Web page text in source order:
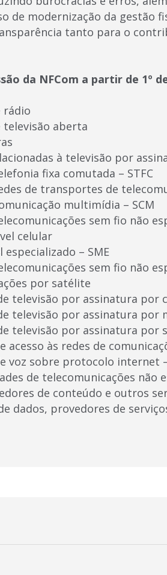
de modernização da gestão
tanto para o
da NFCom a partir de 1º
rádio
televisão aberta
à televisão por
fixa comutada – STFC
de transportes de
multimídia – SCM
sem fio não
celular
especializado – SME
sem fio não
por satélite
televisão por assinatura por
televisão por assinatura por
televisão por assinatura por
acesso às redes de
voz sobre protocolo internet
de telecomunicações não
de conteúdo e outros
dados, provedores de